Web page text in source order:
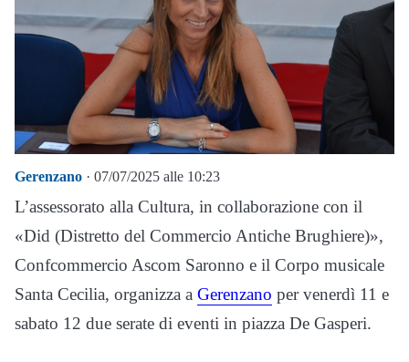
Gerenzano · 07/07/2025 alle 10:23
L’assessorato alla Cultura, in collaborazione con il
«Did (Distretto del Commercio Antiche Brughiere)»,
Confcommercio Ascom Saronno e il Corpo musicale
Santa Cecilia, organizza a Gerenzano per venerdì 11 e
sabato 12 due serate di eventi in piazza De Gasperi.